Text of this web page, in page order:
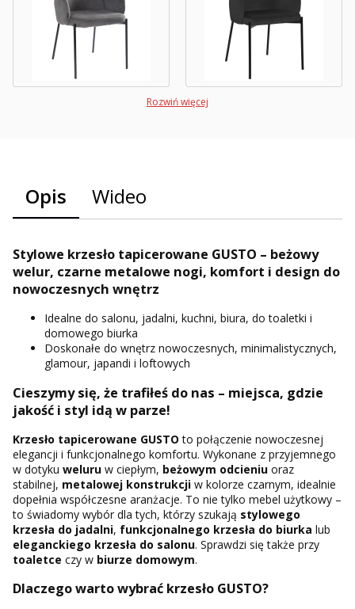
Rozwiń więcej
Opis Wideo
Stylowe krzesło tapicerowane GUSTO – beżowy
welur, czarne metalowe nogi, komfort i design do
nowoczesnych wnętrz
Idealne do salonu, jadalni, kuchni, biura, do toaletki i
domowego biurka
Doskonałe do wnętrz nowoczesnych, minimalistycznych,
glamour, japandi i loftowych
Cieszymy się, że trafiłeś do nas – miejsca, gdzie
jakość i styl idą w parze!
Krzesło tapicerowane GUSTO to połączenie nowoczesnej
elegancji i funkcjonalnego komfortu. Wykonane z przyjemnego
w dotyku weluru w ciepłym, beżowym odcieniu oraz
stabilnej, metalowej konstrukcji w kolorze czarnym, idealnie
dopełnia współczesne aranżacje. To nie tylko mebel użytkowy –
to świadomy wybór dla tych, którzy szukają stylowego
krzesła do jadalni, funkcjonalnego krzesła do biurka lub
eleganckiego krzesła do salonu. Sprawdzi się także przy
toaletce czy w biurze domowym.
Dlaczego warto wybrać krzesło GUSTO?